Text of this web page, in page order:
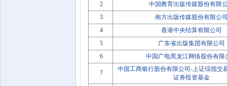
2
中国教育出版传媒股份有限
3
南方出版传媒股份有限公
4
香港中央结算有限公司
5
广东省出版集团有限公司
6
中国广电黑龙江网络股份有限
7
中国工商银行股份有限公司-上证综指交
证券投资基金